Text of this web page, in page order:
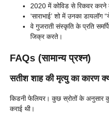
2020 में कोविड से रिकवर करने
‘साराभाई’ शो में उनका
वे गुजराती संस्कृति के प्रति
जिक्र करते।
FAQs (सामान्य प्रश्न)
सतीश शाह की मृत्यु का कारण
किडनी फेलियर। कुछ स्रोतों के अनुसार
कराई थी।